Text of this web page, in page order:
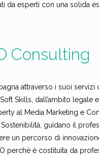
da esperti con una solida
Consulting
attraverso i suoi
Skills, dall’ambito legale
al Media Marketing e
guidano il
un percorso di
perché è costituita da